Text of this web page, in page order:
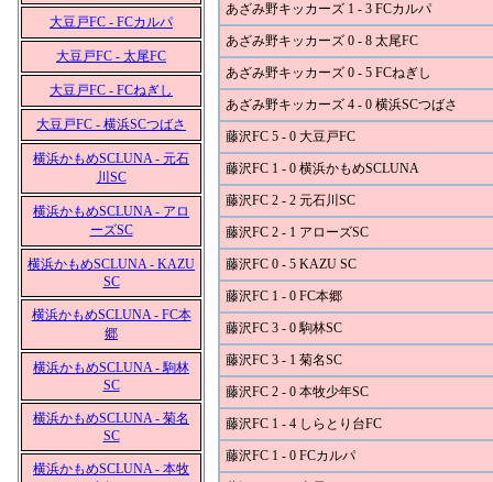
大豆戸FC - FCカルパ
大豆戸FC - 太尾FC
大豆戸FC - FCねぎし
大豆戸FC - 横浜SCつばさ
横浜かもめSCLUNA - 元石
川SC
横浜かもめSCLUNA - アロ
ーズSC
横浜かもめSCLUNA - KAZU
SC
横浜かもめSCLUNA - FC本
郷
横浜かもめSCLUNA - 駒林
SC
横浜かもめSCLUNA - 菊名
SC
横浜かもめSCLUNA - 本牧
あざみ野キッカーズ 1 - 3 FCカルパ
あざみ野キッカーズ 0 - 8 太尾FC
あざみ野キッカーズ 0 - 5 FCねぎし
あざみ野キッカーズ 4 - 0 横浜SCつばさ
藤沢FC 5 - 0 大豆戸FC
藤沢FC 1 - 0 横浜かもめSCLUNA
藤沢FC 2 - 2 元石川SC
藤沢FC 2 - 1 アローズSC
藤沢FC 0 - 5 KAZU SC
藤沢FC 1 - 0 FC本郷
藤沢FC 3 - 0 駒林SC
藤沢FC 3 - 1 菊名SC
藤沢FC 2 - 0 本牧少年SC
藤沢FC 1 - 4 しらとり台FC
藤沢FC 1 - 0 FCカルパ